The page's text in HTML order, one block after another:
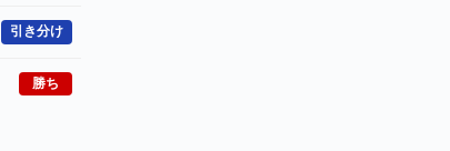
引き分け
勝ち